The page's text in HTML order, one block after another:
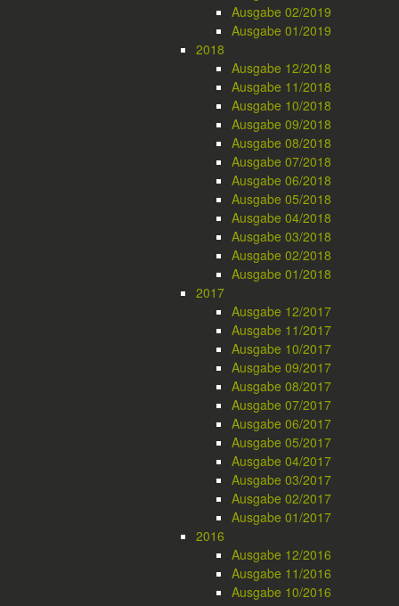
Ausgabe 02/2019
Ausgabe 01/2019
2018
Ausgabe 12/2018
Ausgabe 11/2018
Ausgabe 10/2018
Ausgabe 09/2018
Ausgabe 08/2018
Ausgabe 07/2018
Ausgabe 06/2018
Ausgabe 05/2018
Ausgabe 04/2018
Ausgabe 03/2018
Ausgabe 02/2018
Ausgabe 01/2018
2017
Ausgabe 12/2017
Ausgabe 11/2017
Ausgabe 10/2017
Ausgabe 09/2017
Ausgabe 08/2017
Ausgabe 07/2017
Ausgabe 06/2017
Ausgabe 05/2017
Ausgabe 04/2017
Ausgabe 03/2017
Ausgabe 02/2017
Ausgabe 01/2017
2016
Ausgabe 12/2016
Ausgabe 11/2016
Ausgabe 10/2016